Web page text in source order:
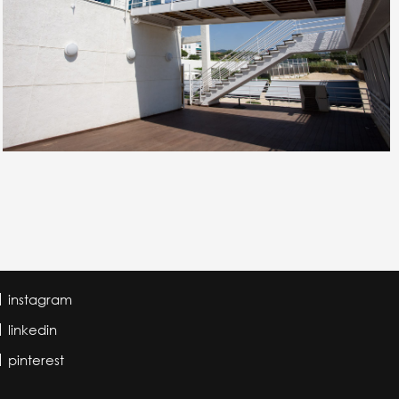
instagram
linkedin
pinterest